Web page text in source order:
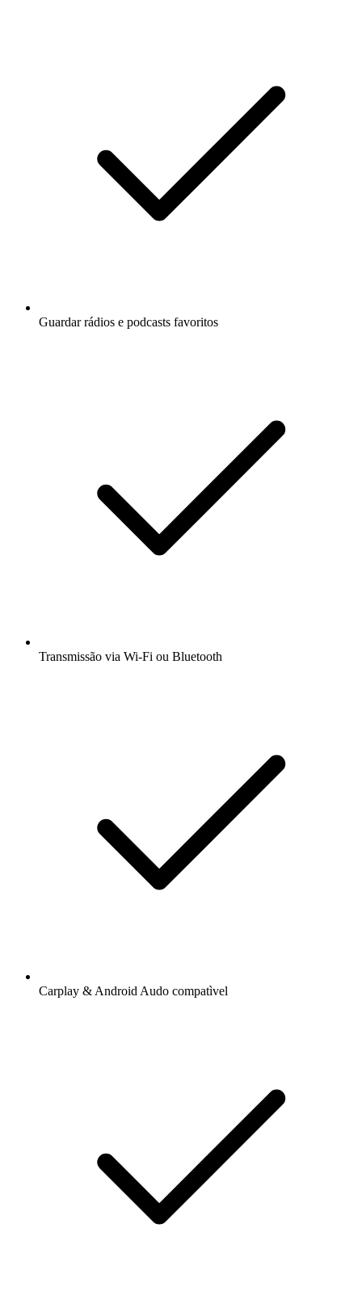
Guardar rádios e podcasts favoritos
Transmissão via Wi-Fi ou Bluetooth
Carplay & Android Audo compatìvel